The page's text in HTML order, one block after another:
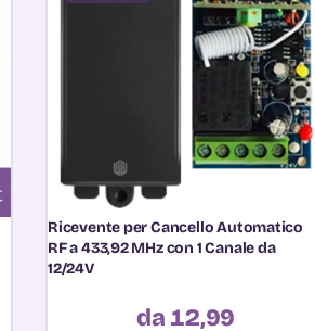
Ricevente per Cancello Automatico
RF a 433,92 MHz con 1 Canale da
12/24V
da 12,99